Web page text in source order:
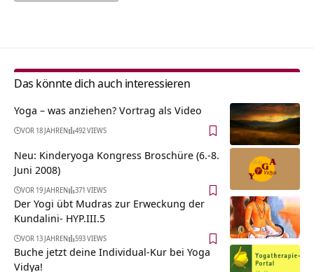
Das könnte dich auch interessieren
Yoga – was anziehen? Vortrag als Video
VOR 18 JAHREN 492 VIEWS
Neu: Kinderyoga Kongress Broschüre (6.-8.
Juni 2008)
VOR 19 JAHREN 371 VIEWS
Der Yogi übt Mudras zur Erweckung der
Kundalini- HYP.III.5
VOR 13 JAHREN 593 VIEWS
Buche jetzt deine Individual-Kur bei Yoga
Vidya!